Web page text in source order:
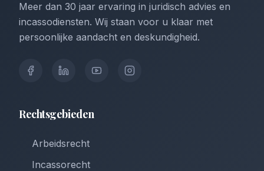
Meer dan 30 jaar ervaring in juridisch advies en
incassodiensten. Wij staan voor u klaar met
persoonlijke aandacht en deskundigheid.
Rechtsgebieden
Arbeidsrecht
Incassorecht